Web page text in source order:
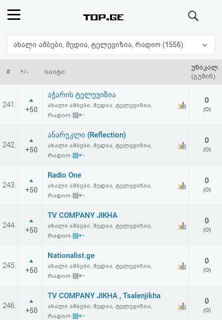
რეიტინგი
(მთავარი)
ფოსტა
კითხვა-
ავტორიზაცია
რეგისტრაცია
პაროლის
აღდგენა
კოდი
სალიცენზიო
ახალი ამბები, მედია, ტელევიზია, რადიო (1556)
# +/- საიტი
უნიკალ.
(გუშინ)
241.
+50
აჭარის ტელევიზია
ახალი ამბები, მედია, ტელევიზია,
რადიო ▤⇠
0
(0)
242.
+50
ანარეკლი (Reflection)
ახალი ამბები, მედია, ტელევიზია,
რადიო ▤⇠
0
(0)
243.
+50
Radio One
ახალი ამბები, მედია, ტელევიზია,
რადიო ▤⇠
0
(0)
244.
+50
TV COMPANY JIKHA
ახალი ამბები, მედია, ტელევიზია,
რადიო ▤⇠
0
(0)
245.
+50
Nationalist.ge
ახალი ამბები, მედია, ტელევიზია,
რადიო ▤⇠
0
(0)
246.
+50
TV COMPANY JIKHA , Tsalenjikha
ახალი ამბები, მედია, ტელევიზია,
რადიო ▤⇠
0
(0)